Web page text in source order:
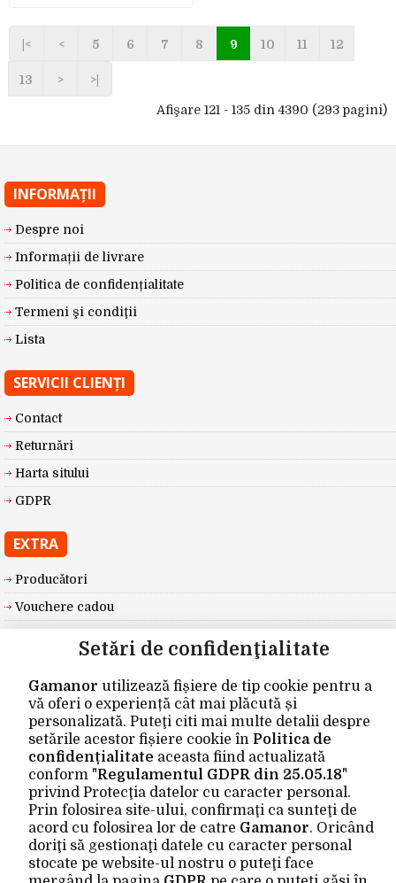
Setări de confidenţialitate
Gamanor utilizează fișiere de tip cookie pentru a
vă oferi o experiență cât mai plăcută și
personalizată. Puteţi citi mai multe detalii despre
setările acestor fișiere cookie în Politica de
confidențialitate aceasta fiind actualizată
conform "Regulamentul GDPR din 25.05.18"
privind Protecţia datelor cu caracter personal.
Prin folosirea site-ului, confirmaţi ca sunteţi de
acord cu folosirea lor de catre Gamanor. Oricând
doriţi să gestionaţi datele cu caracter personal
stocate pe website-ul nostru o puteţi face
|< < 5 6 7 8 9 10 11 12
13 > >|
Afişare 121 - 135 din 4390 (293 pagini)
INFORMAŢII
Despre noi
Informații de livrare
Politica de confidențialitate
Termeni şi condiţii
Lista
SERVICII CLIENŢI
Contact
Returnări
Harta sitului
GDPR
EXTRA
Producători
Vouchere cadou
Oferte speciale
CONTUL MEU
Contul meu
Istoric comenzi
Wishlist
Newsletter
Gamanor © 2026 Site realizat de